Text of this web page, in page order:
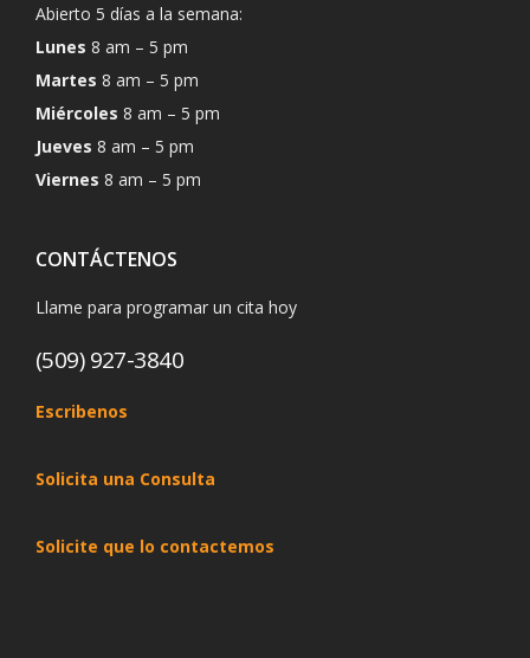
Abierto 5 días a la semana:
Lunes 8 am – 5 pm
Martes 8 am – 5 pm
Miércoles 8 am – 5 pm
Jueves 8 am – 5 pm
Viernes 8 am – 5 pm
CONTÁCTENOS
Llame para programar un cita hoy
(509) 927-3840
Escribenos
Solicita una Consulta
Solicite que lo contactemos